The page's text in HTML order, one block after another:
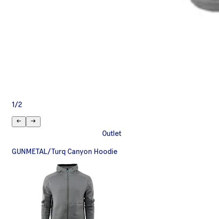
1 /2
Outlet
GUNMETAL/Turq Canyon Hoodie